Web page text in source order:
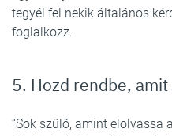
tegyél fel nekik általános
foglalkozz.
5. Hozd rendbe,
“Sok szülő, amint elolvassa